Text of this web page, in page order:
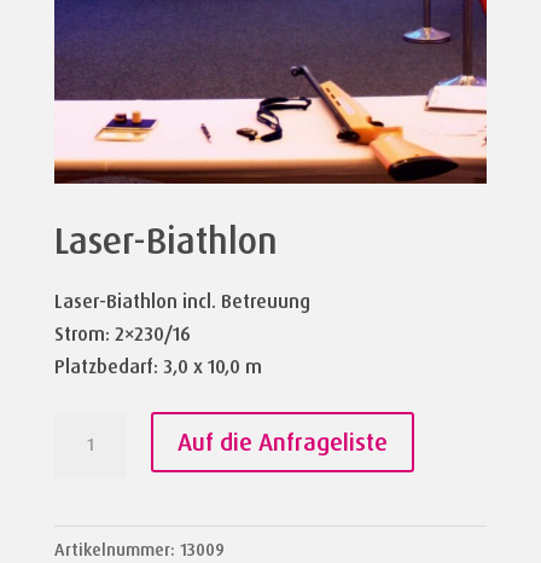
Laser-Biathlon
Laser-Biathlon incl. Betreuung
Strom: 2×230/16
Platzbedarf: 3,0 x 10,0 m
Auf die Anfrageliste
Artikelnummer: 13009